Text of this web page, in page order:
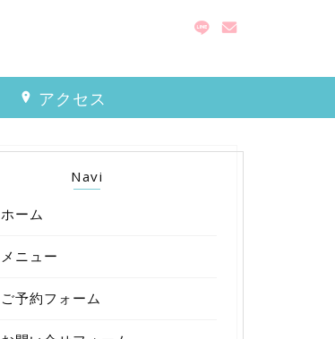
アクセス
Navi
ホーム
メニュー
ご予約フォーム